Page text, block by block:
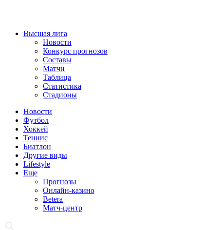
Высшая лига
Новости
Конкурс прогнозов
Составы
Матчи
Таблица
Статистика
Стадионы
Новости
Футбол
Хоккей
Теннис
Биатлон
Другие виды
Lifestyle
Еще
Прогнозы
Онлайн-казино
Betera
Матч-центр